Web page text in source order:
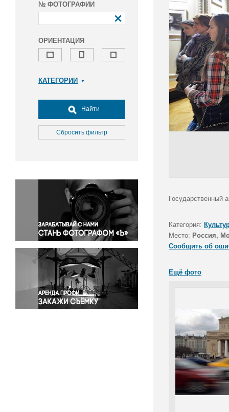
№ ФОТОГРАФИИ
ОРИЕНТАЦИЯ
КАТЕГОРИИ
Досуг, туризм и отдых
Культура
Медицина
Окружающая среда
Политика
Правосудие
Происшествия и конфликты
Религия
Светская жизнь
Спорт
Экология
Экономика и бизнес
Найти
Сбросить фильтр
Государственный
Категория:
Место: Россия,
Сообщить об
Ещё фото